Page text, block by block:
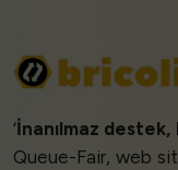
‘İnanılmaz destek,
Queue-Fair, web